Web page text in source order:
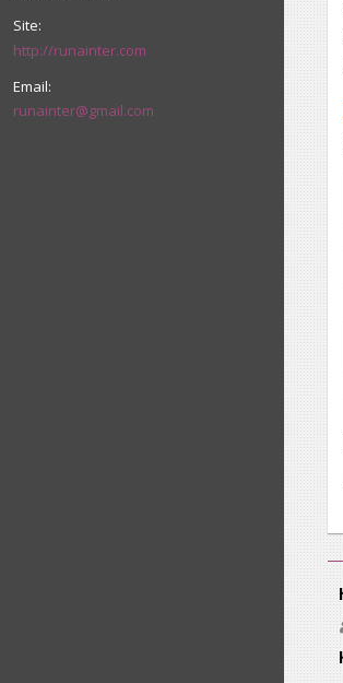
http://runainter.com
runainter@gmail.com